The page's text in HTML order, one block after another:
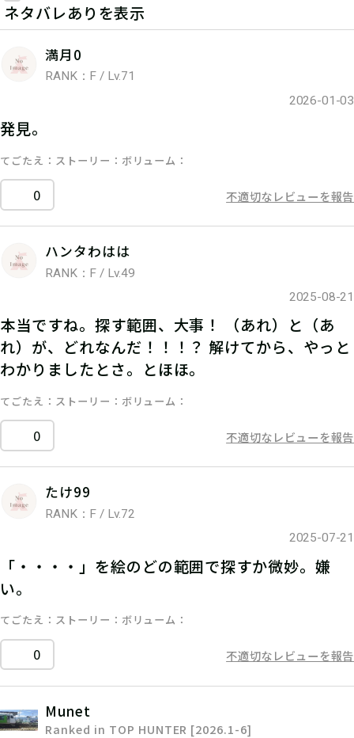
ネタバレありを表示
満月0
RANK：F / Lv.71
2026-01-03
発見。
てごたえ ストーリー ボリューム
0 不適切なレビューを報告
ハンタわはは
RANK：F / Lv.49
2025-08-21
本当ですね。探す範囲、大事！ （あれ）と（あ
れ）が、どれなんだ！！！？ 解けてから、やっと
わかりましたとさ。とほほ。
てごたえ ストーリー ボリューム
0 不適切なレビューを報告
たけ99
RANK：F / Lv.72
2025-07-21
「・・・・」を絵のどの範囲で探すか微妙。嫌
い。
てごたえ ストーリー ボリューム
0 不適切なレビューを報告
Munet
Ranked in TOP HUNTER [2026.1-6]